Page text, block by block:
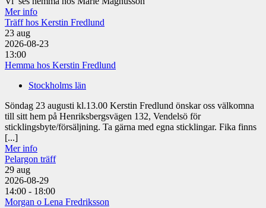
Mer info
Träff hos Kerstin Fredlund
23 aug
2026-08-23
13:00
Hemma hos Kerstin Fredlund
Stockholms län
Söndag 23 augusti kl.13.00 Kerstin Fredlund önskar oss välkomna
till sitt hem på Henriksbergsvägen 132, Vendelsö för
sticklingsbyte/försäljning. Ta gärna med egna sticklingar. Fika finns
[...]
Mer info
Pelargon träff
29 aug
2026-08-29
14:00 - 18:00
Morgan o Lena Fredriksson